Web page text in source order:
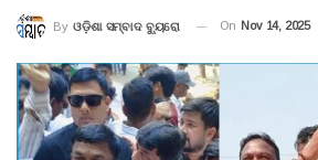
By ଓଡ଼ିଶା ସମ୍ବାଦ ବ୍ୟୁରୋ On Nov 14, 2025